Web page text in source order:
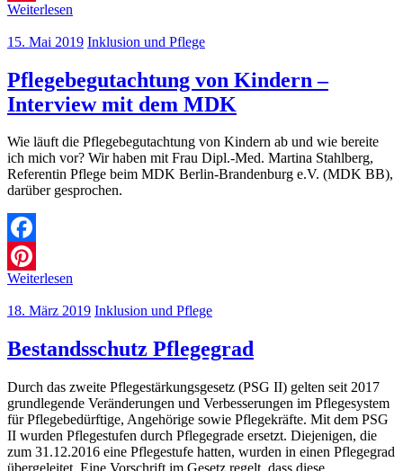
Pinterest
Weiterlesen
15. Mai 2019 Inklusion und Pflege
Pflegebegutachtung von Kindern –
Interview mit dem MDK
Wie läuft die Pflegebegutachtung von Kindern ab und wie bereite
ich mich vor? Wir haben mit Frau Dipl.-Med. Martina Stahlberg,
Referentin Pflege beim MDK Berlin-Brandenburg e.V. (MDK BB),
darüber gesprochen.
Facebook
Pinterest
Weiterlesen
18. März 2019 Inklusion und Pflege
Bestandsschutz Pflegegrad
Durch das zweite Pflegestärkungsgesetz (PSG II) gelten seit 2017
grundlegende Veränderungen und Verbesserungen im Pflegesystem
für Pflegebedürftige, Angehörige sowie Pflegekräfte. Mit dem PSG
II wurden Pflegestufen durch Pflegegrade ersetzt. Diejenigen, die
zum 31.12.2016 eine Pflegestufe hatten, wurden in einen Pflegegrad